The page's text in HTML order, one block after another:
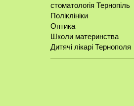
стоматологія Тернопіль
Поліклініки
Оптика
Школи материнства
Дитячі лікарі Тернополя